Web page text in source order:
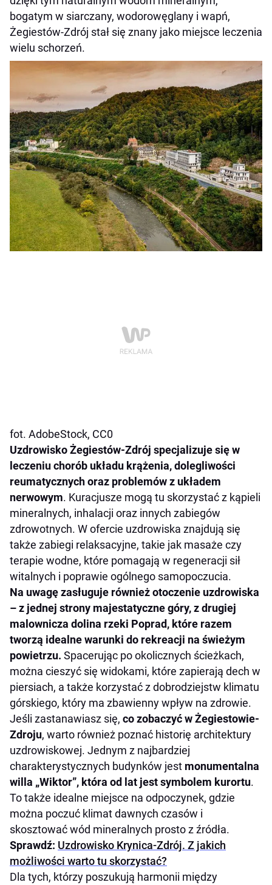
bogatym w siarczany, wodorowęglany i wapń,
Żegiestów-Zdrój stał się znany jako miejsce leczenia
wielu schorzeń.
fot. AdobeStock, CC0
Uzdrowisko Żegiestów-Zdrój specjalizuje się w
leczeniu chorób układu krążenia, dolegliwości
reumatycznych oraz problemów z układem
nerwowym. Kuracjusze mogą tu skorzystać z kąpieli
mineralnych, inhalacji oraz innych zabiegów
zdrowotnych. W ofercie uzdrowiska znajdują się
także zabiegi relaksacyjne, takie jak masaże czy
terapie wodne, które pomagają w regeneracji sił
witalnych i poprawie ogólnego samopoczucia.
Na uwagę zasługuje również otoczenie uzdrowiska
– z jednej strony majestatyczne góry, z drugiej
malownicza dolina rzeki Poprad, które razem
tworzą idealne warunki do rekreacji na świeżym
powietrzu. Spacerując po okolicznych ścieżkach,
można cieszyć się widokami, które zapierają dech w
piersiach, a także korzystać z dobrodziejstw klimatu
górskiego, który ma zbawienny wpływ na zdrowie.
Jeśli zastanawiasz się, co zobaczyć w Żegiestowie-
Zdroju, warto również poznać historię architektury
uzdrowiskowej. Jednym z najbardziej
charakterystycznych budynków jest monumentalna
willa „Wiktor”, która od lat jest symbolem kurortu.
To także idealne miejsce na odpoczynek, gdzie
można poczuć klimat dawnych czasów i
skosztować wód mineralnych prosto z źródła.
Sprawdź: Uzdrowisko Krynica-Zdrój. Z jakich
możliwości warto tu skorzystać?
Dla tych, którzy poszukują harmonii między